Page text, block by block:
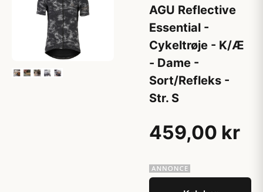
AGU Reflective
Essential -
Cykeltrøje - K/Æ
- Dame -
Sort/Refleks -
Str. S
459,00 kr